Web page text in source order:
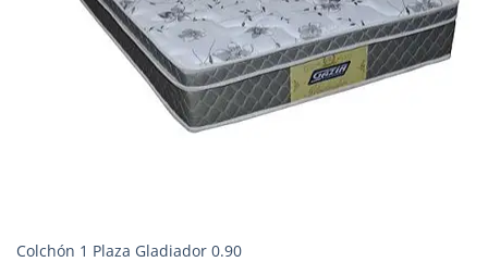
Colchón 1 Plaza Gladiador 0.90